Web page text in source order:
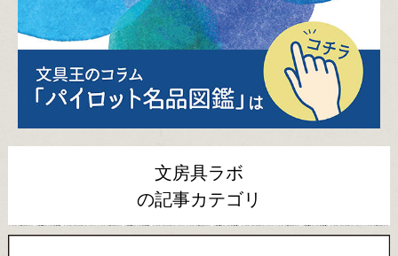
文房具ラボ
の記事カテゴリ